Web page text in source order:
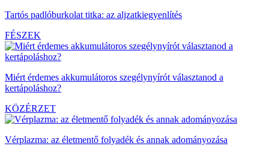
Tartós padlóburkolat titka: az aljzatkiegyenlítés
FÉSZEK
Miért érdemes akkumulátoros szegélynyírót választanod a
kertápoláshoz?
KÖZÉRZET
Vérplazma: az életmentő folyadék és annak adományozása